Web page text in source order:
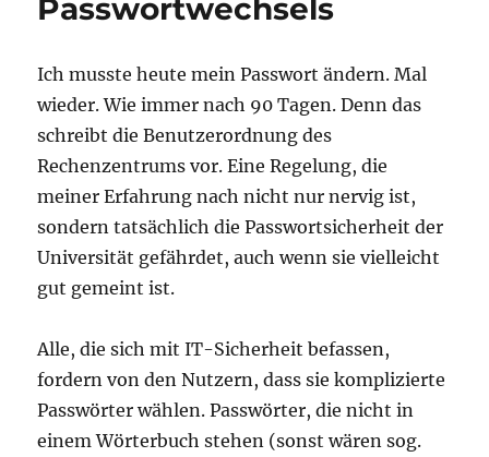
Passwortwechsels
Ich musste heute mein Passwort ändern. Mal
wieder. Wie immer nach 90 Tagen. Denn das
schreibt die Benutzerordnung des
Rechenzentrums vor. Eine Regelung, die
meiner Erfahrung nach nicht nur nervig ist,
sondern tatsächlich die Passwortsicherheit der
Universität gefährdet, auch wenn sie vielleicht
gut gemeint ist.
Alle, die sich mit IT-Sicherheit befassen,
fordern von den Nutzern, dass sie komplizierte
Passwörter wählen. Passwörter, die nicht in
einem Wörterbuch stehen (sonst wären sog.